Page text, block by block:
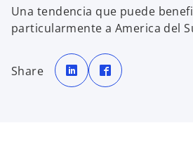
Una tendencia que puede
particularmente a America del
Share e
a
b
e
a